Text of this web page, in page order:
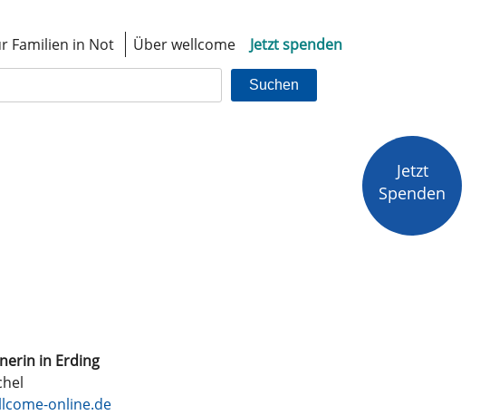
Jetzt
Spenden
Familien in Not Über wellcome Jetzt spenden
Suchen
in Erding
online.de